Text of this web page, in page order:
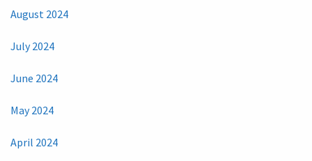
August 2024
July 2024
June 2024
May 2024
April 2024